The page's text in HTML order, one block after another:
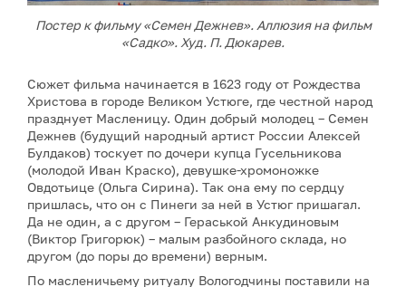
Постер к фильму «Семен Дежнев». Аллюзия на фильм
«Садко». Худ. П. Дюкарев.
Сюжет фильма начинается в 1623 году от Рождества
Христова в городе Великом Устюге, где честной народ
празднует Масленицу. Один добрый молодец – Семен
Дежнев (будущий народный артист России Алексей
Булдаков) тоскует по дочери купца Гусельникова
(молодой Иван Краско), девушке-хромоножке
Овдотьице (Ольга Сирина). Так она ему по сердцу
пришлась, что он с Пинеги за ней в Устюг пришагал.
Да не один, а с другом – Гераськой Анкудиновым
(Виктор Григорюк) – малым разбойного склада, но
другом (до поры до времени) верным.
По масленичьему ритуалу Вологодчины поставили на